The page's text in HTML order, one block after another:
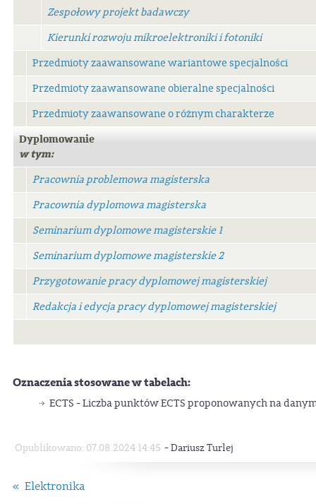
Zespołowy projekt badawczy
Kierunki rozwoju mikroelektroniki i fotoniki
Przedmioty zaawansowane wariantowe specjalności
Przedmioty zaawansowane obieralne specjalności
Przedmioty zaawansowane o różnym charakterze
Dyplomowanie
w tym:
Pracownia problemowa magisterska
Pracownia dyplomowa magisterska
Seminarium dyplomowe magisterskie 1
Seminarium dyplomowe magisterskie 2
Przygotowanie pracy dyplomowej magisterskiej
Redakcja i edycja pracy dyplomowej magisterskiej
Oznaczenia stosowane w tabelach:
ECTS - Liczba punktów ECTS proponowanych na
Opublikowano: 07.08.2024 14:45 -Dariusz Turlej
« Elektronika